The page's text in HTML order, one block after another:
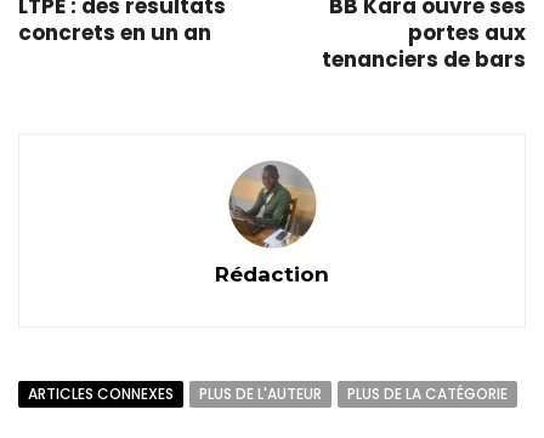
concrets en un an
portes aux
tenanciers de bars
Rédaction
ARTICLES CONNEXES PLUS DE L'AUTEUR PLUS DE LA CATÉGORIE